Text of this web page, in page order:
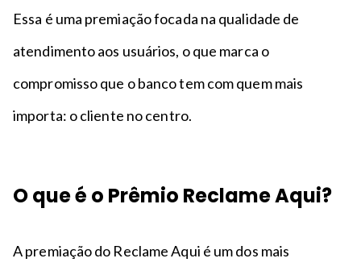
Essa é uma premiação focada na qualidade de
atendimento aos usuários, o que marca o
compromisso que o banco tem com quem mais
importa: o cliente no centro.
O que é o Prêmio Reclame Aqui?
A premiação do Reclame Aqui é um dos mais